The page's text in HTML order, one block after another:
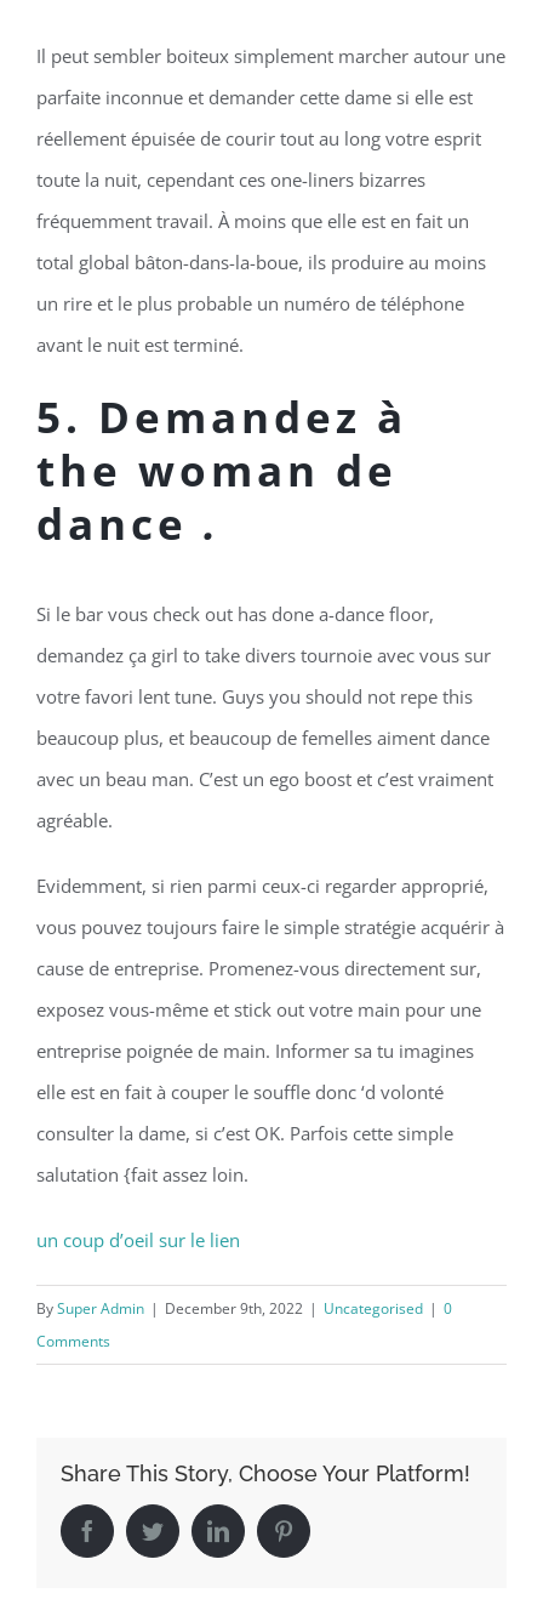
Il peut sembler boiteux simplement marcher autour une
parfaite inconnue et demander cette dame si elle est
réellement épuisée de courir tout au long votre esprit
toute la nuit, cependant ces one-liners bizarres
fréquemment travail. À moins que elle est en fait un
total global bâton-dans-la-boue, ils produire au moins
un rire et le plus probable un numéro de téléphone
avant le nuit est terminé.
5. Demandez à
the woman de
dance .
Si le bar vous check out has done a-dance floor,
demandez ça girl to take divers tournoie avec vous sur
votre favori lent tune. Guys you should not repe this
beaucoup plus, et beaucoup de femelles aiment dance
avec un beau man. C’est un ego boost et c’est vraiment
agréable.
Evidemment, si rien parmi ceux-ci regarder approprié,
vous pouvez toujours faire le simple stratégie acquérir à
cause de entreprise. Promenez-vous directement sur,
exposez vous-même et stick out votre main pour une
entreprise poignée de main. Informer sa tu imagines
elle est en fait à couper le souffle donc ‘d volonté
consulter la dame, si c’est OK. Parfois cette simple
salutation {fait assez loin.
un coup d’oeil sur le lien
BySuper Admin | December 9th, 2022 | Uncategorised | 0
Comments
Share This Story, Choose Your Platform!
FacebookTwitterLinkedIn Pinterest